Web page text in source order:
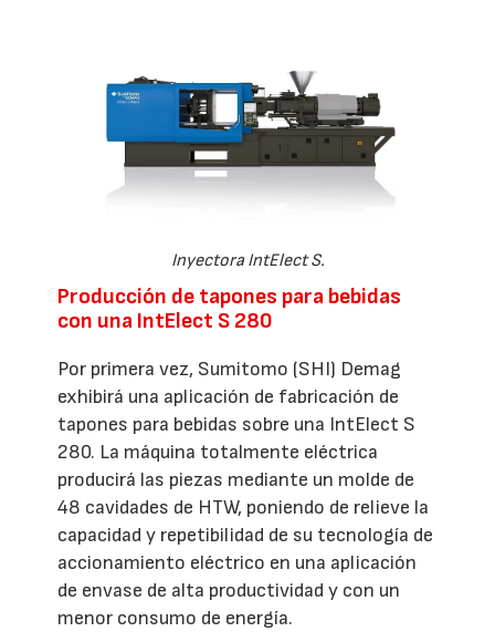
Inyectora IntElect S.
Producción de tapones para bebidas
con una IntElect S 280
Por primera vez, Sumitomo (SHI) Demag
exhibirá una aplicación de fabricación de
tapones para bebidas sobre una IntElect S
280. La máquina totalmente eléctrica
producirá las piezas mediante un molde de
48 cavidades de HTW, poniendo de relieve la
capacidad y repetibilidad de su tecnología de
accionamiento eléctrico en una aplicación
de envase de alta productividad y con un
menor consumo de energía.